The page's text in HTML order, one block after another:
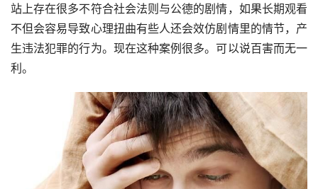
站上存在很多不符合社会法则与公德的剧情，如果长期观看
不但会容易导致心理扭曲有些人还会效仿剧情里的情节，产
生违法犯罪的行为。现在这种案例很多。可以说百害而无一
利。